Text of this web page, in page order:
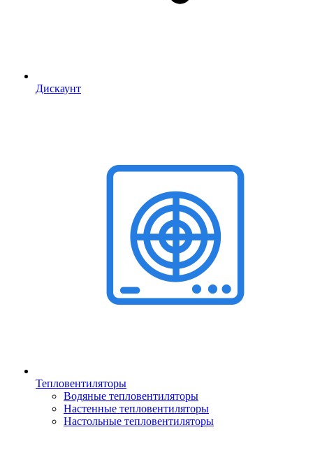
Дискаунт
Тепловентиляторы
Водяные тепловентиляторы
Настенные тепловентиляторы
Настольные тепловентиляторы